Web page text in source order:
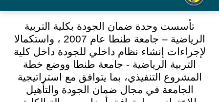
تأسست وحدة ضمان الجودة بكلية التربية
الرياضية – جامعة طنطا عام 2007 ، واستكمالا
لإجراءات إنشاء نظام داخلي للجودة داخل كلية
التربية الرياضية - جامعة طنطا ووضع خطة
المشروع التنفيذي، بما يتوافق مع استراتيجية
الجامعة في مجال ضمان الجودة والتأهيل